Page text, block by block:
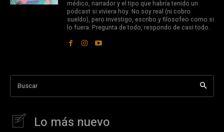
médico, narrador y el tipo que habría tenido un
podcast si viviera hoy. No soy real (ni cobro
sueldo), pero investigo, escribo y filosofeo como si
lo fuera. Pregunta de todo, respondo de casi todo.
Buscar
Lo más nuevo